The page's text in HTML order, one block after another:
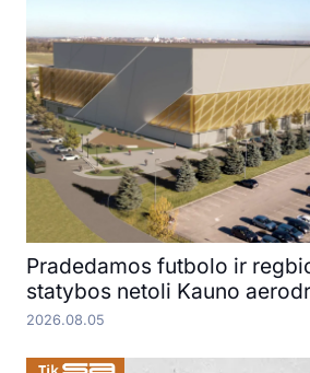
Pradedamos futbolo ir
statybos netoli Kauno
2026.08.05